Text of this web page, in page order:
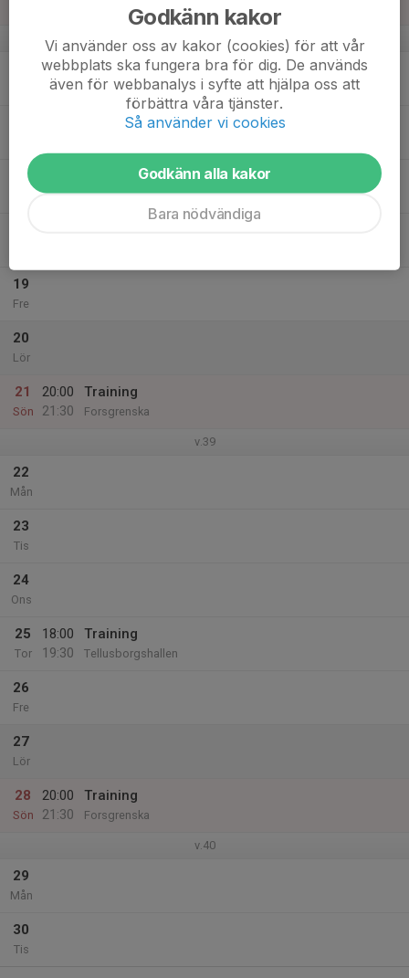
Forsgrenska
v.38
17
19
Fre
20
Lör
21
Sön
20:00
21:30
Training
Forsgrenska
v.39
22
Mån
23
Tis
24
Ons
25
Tor
18:00
19:30
Training
Tellusborgshallen
26
Fre
27
Lör
28
Sön
20:00
21:30
Training
Forsgrenska
v.40
29
Mån
30
Tis
Godkänn kakor
Vi använder oss av kakor (cookies) för att vår
webbplats ska fungera bra för dig. De används
även för webbanalys i syfte att hjälpa oss att
förbättra våra tjänster.
Så använder vi cookies
Godkänn alla kakor
Bara nödvändiga